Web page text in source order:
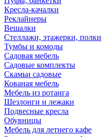
Кресла-качалки
Реклайнеры
Вешалки
Стеллажи, этажерки, полки
Тумбы и комоды
Садовая мебель
Садовые комплекты
Скамьи садовые
Кованая мебель
Мебель из ротанга
Шезлонги и лежаки
Подвесные кресла
Обувницы
Мебель для летнего кафе